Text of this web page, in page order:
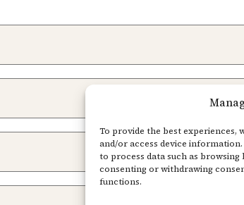
To provide the best experiences,
and/or access device
to process data such as
consenting or withdrawing
functions.